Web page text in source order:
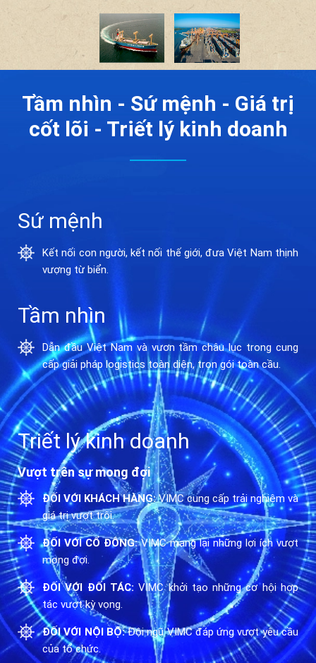
Tầm nhìn - Sứ mệnh - Giá trị
cốt lõi - Triết lý kinh doanh
Sứ mệnh
Kết nối con người, kết nối thế giới, đưa Việt Nam thịnh
vượng từ biển.
Tầm nhìn
Dẫn đầu Việt Nam và vươn tầm châu lục trong cung
cấp giải pháp logistics toàn diện, trọn gói toàn cầu.
Triết lý kinh doanh
Vượt trên sự mong đợi
ĐỐI VỚI KHÁCH HÀNG:VIMC cung cấp trải nghiệm và
giá trị vượt trội.
ĐỐI VỚI CỔ ĐÔNG:VIMC mang lại những lợi ích vượt
mong đợi.
ĐỐI VỚI ĐỐI TÁC: VIMC khởi tạo những cơ hội hợp
tác vượt kỳ vọng.
ĐỐI VỚI NỘI BỘ:Đội ngũ VIMC đáp ứng vượt yêu cầu
của tổ chức.